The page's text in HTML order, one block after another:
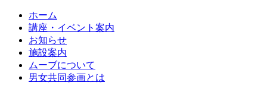
ホーム
講座・イベント案内
お知らせ
施設案内
ムーブについて
男女共同参画とは